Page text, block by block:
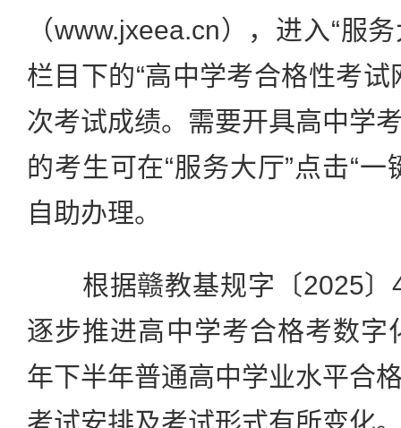
（www.jxeea.cn），进入“服
栏目下的“高中学考合格性考试
次考试成绩。需要开具高中学
的考生可在“服务大厅”点击“
自助办理。
根据赣教基规字〔2025〕
逐步推进高中学考合格考数字
年下半年普通高中学业水平合